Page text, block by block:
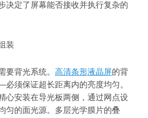
决定了屏幕能否接收并执行复杂的
装
要背光系统。 高清条形液晶屏的背
须保证超长距离内的亮度均匀。
心安装在导光板两侧，通过网点设
匀的面光源。多层光学膜片的叠